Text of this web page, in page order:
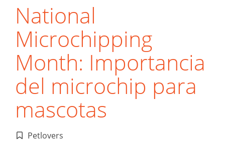
National
Microchipping
Month: Importancia
del microchip para
mascotas
Publicado
Petlovers